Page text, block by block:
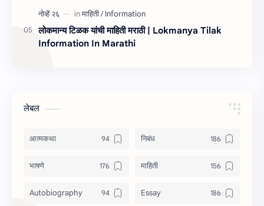
लोकमान्य टिळक यांची माहिती मराठी | Lokmanya Tilak
Information In Marathi
लेबल
आत्मकथा निबंध
भाषणे माहिती
Autobiography Essay